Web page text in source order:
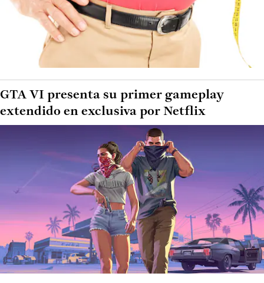
GTA VI presenta su primer gameplay
extendido en exclusiva por Netflix